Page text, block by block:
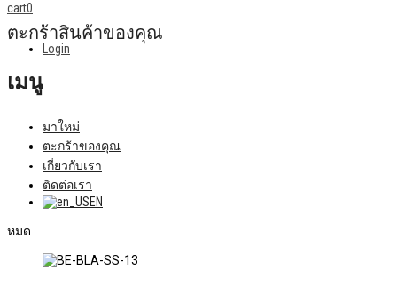
Login
cart0
ตะกร้าสินค้าของคุณ
เมนู
มาใหม่
ตะกร้าของคุณ
เกี่ยวกับเรา
ติดต่อเรา
EN
หมด